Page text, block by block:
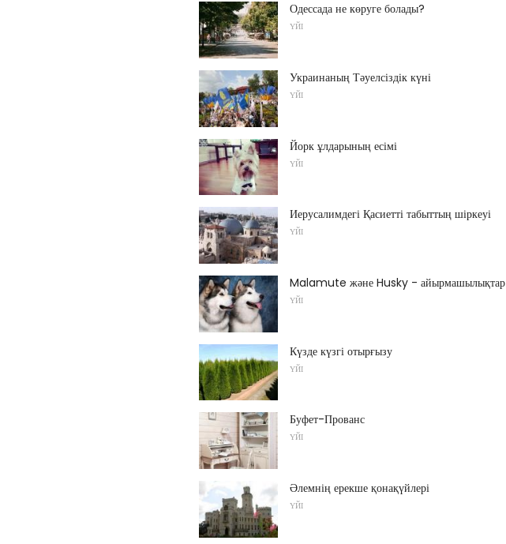
Одессада не көруге болады?
ҮЙІ
Украинаның Тәуелсіздік күні
ҮЙІ
Йорк ұлдарының есімі
ҮЙІ
Иерусалимдегі Қасиетті табыттың шіркеуі
ҮЙІ
Malamute және Husky - айырмашылықтар
ҮЙІ
Күзде күзгі отырғызу
ҮЙІ
Буфет-Прованс
ҮЙІ
Әлемнің ерекше қонақүйлері
ҮЙІ